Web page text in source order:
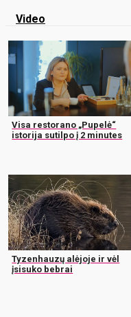
Video
Visa restorano „Pupelė“
istorija sutilpo į 2 minutes
Tyzenhauzų alėjoje ir vėl
įsisuko bebrai